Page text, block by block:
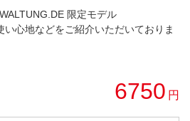
限定モデル
心地などをご紹介いただいておりま
6750 円